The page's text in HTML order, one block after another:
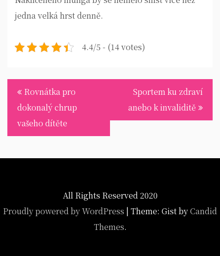
jedna velká hrst denně.
4.4/5 - (14 votes)
Navigace
pro
příspěvek
Rovnátka pro
dokonalý chrup
vašeho dítěte
Sportem ku zdraví
anebo k invaliditě
All Rights Reserved 2020
Proudly powered by WordPress | Theme: Gist byCandid
Themes.